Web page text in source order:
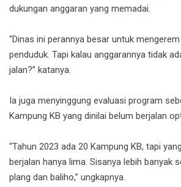
dukungan anggaran yang memadai.
“Dinas ini perannya besar untuk
penduduk. Tapi kalau anggarannya tidak
jalan?” katanya.
Ia juga menyinggung evaluasi program
Kampung KB yang dinilai belum berjalan
“Tahun 2023 ada 20 Kampung KB, tapi
berjalan hanya lima. Sisanya lebih banyak
plang dan baliho,” ungkapnya.